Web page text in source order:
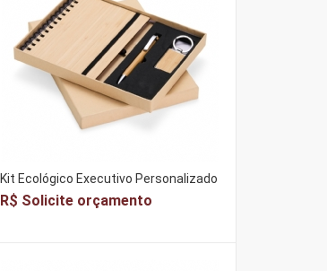
Kit Ecológico Executivo Personalizado
R$ Solicite orçamento